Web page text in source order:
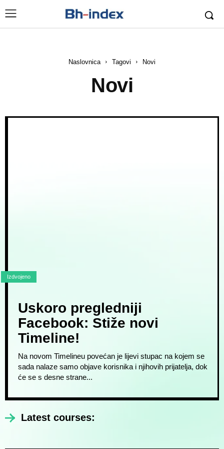
Naslovnica Tagovi Novi
Novi
Izdvojeno
Uskoro pregledniji
Facebook: Stiže novi
Timeline!
Na novom Timelineu povećan je lijevi stupac na kojem se
sada nalaze samo objave korisnika i njihovih prijatelja, dok
će se s desne strane...
Latest courses: